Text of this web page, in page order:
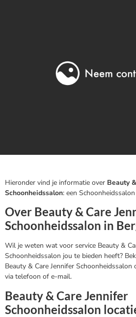
Hieronder vind je informatie over Beauty
Schoonheidssalon: een
Over Beauty & Care
Schoonheidssalon in
Wil je weten wat voor service Beauty &
Schoonheidssalon jou te bieden heeft?
Beauty & Care Jennifer
via telefoon of e-mail.
Beauty & Care Jennifer
Schoonheidssalon